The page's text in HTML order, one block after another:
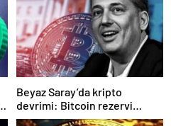
Beyaz Saray’da kripto
devrimi: Bitcoin rezervi
gerçek olabilir mi?